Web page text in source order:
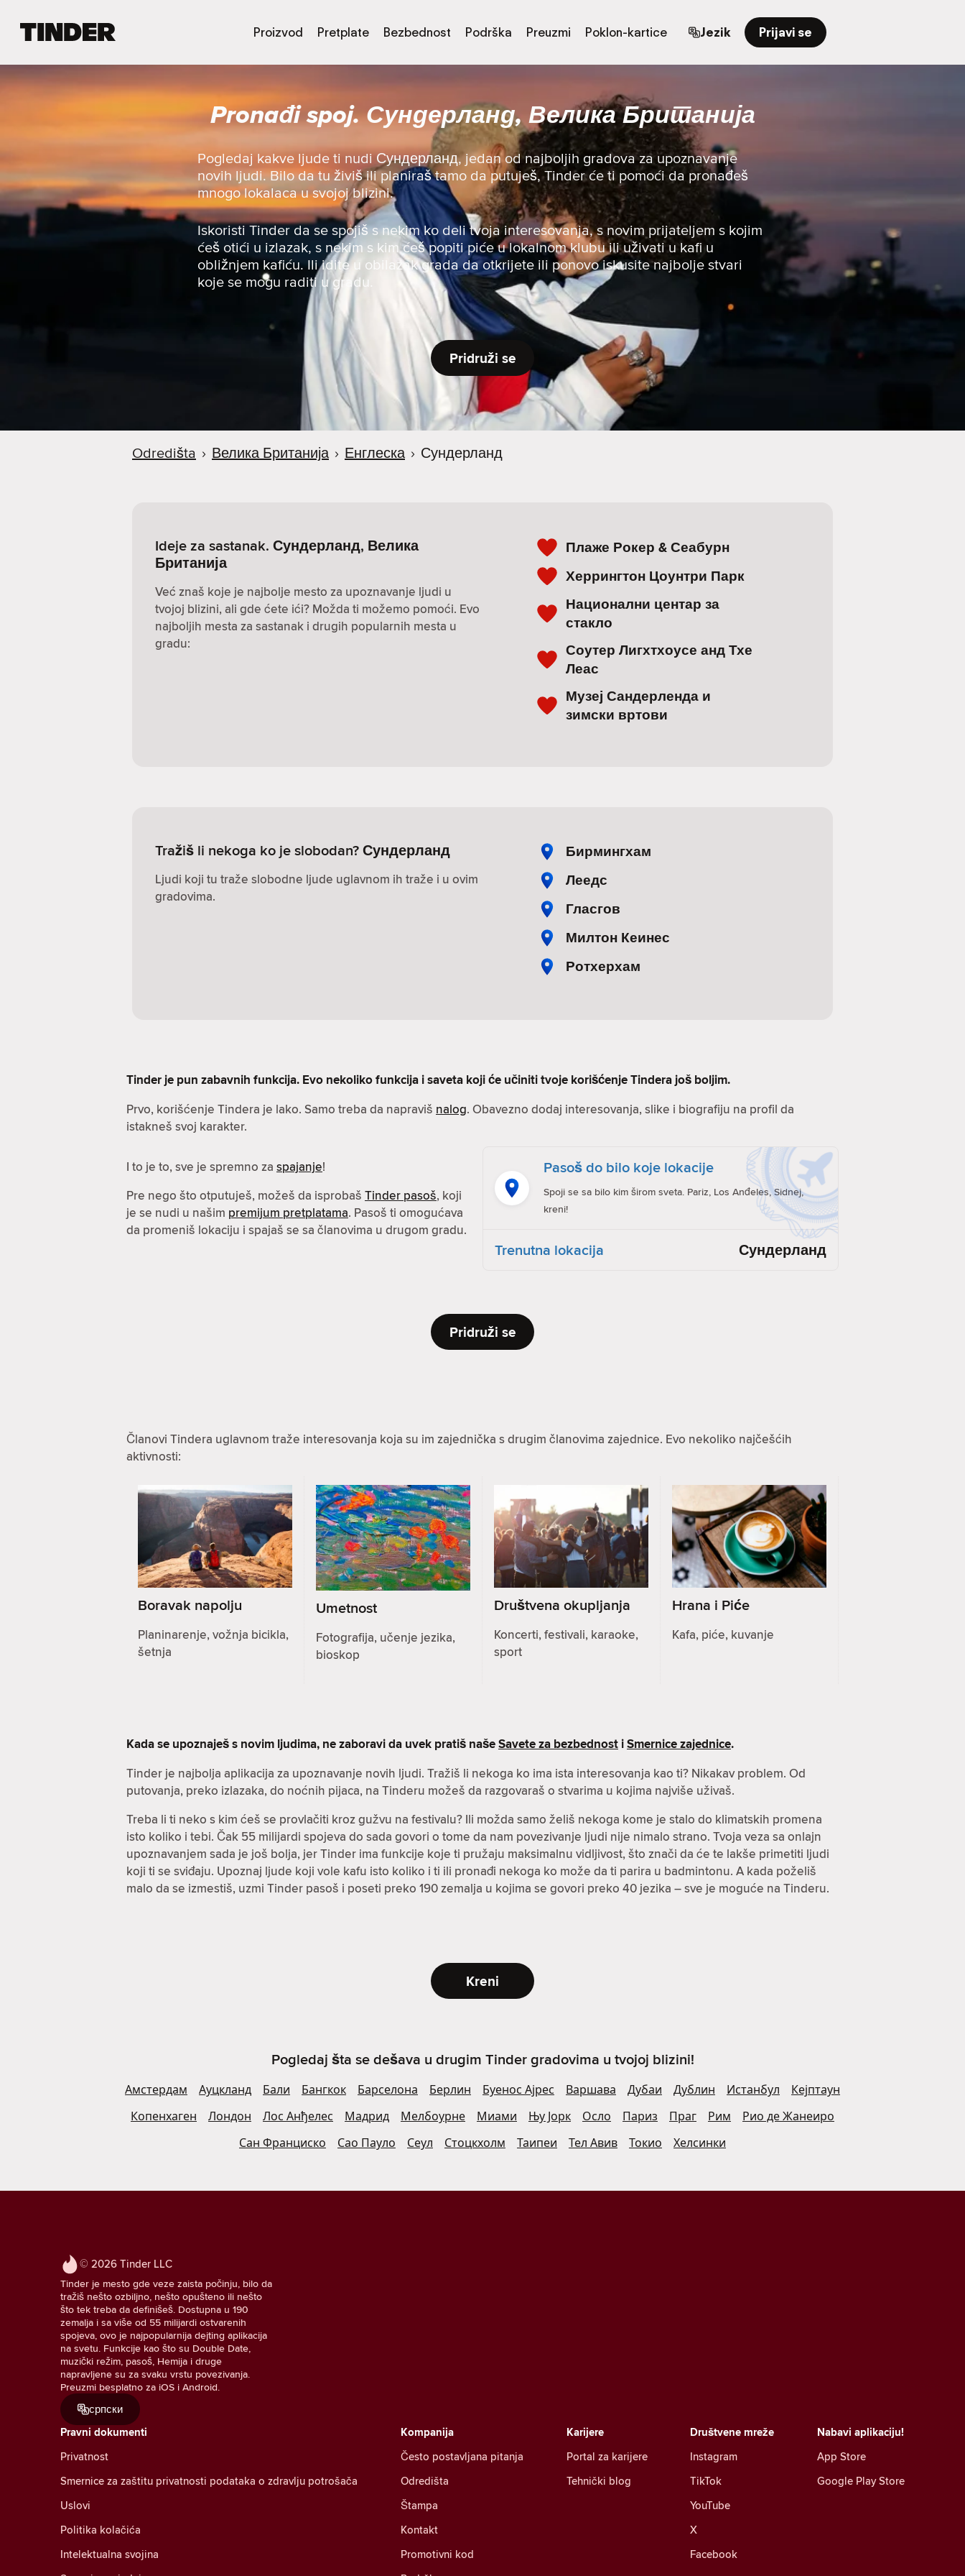
e
t
n
a
Proizvod Pretplate Bezbednost Podrška Preuzmi Poklon-kartice Jezik Prijavi se
Pronađi spoj. Сундерланд, Велика Британија
Pogledaj kakve ljude ti nudi Сундерланд, jedan od najboljih gradova za upoznavanje
novih ljudi. Bilo da tu živiš ili planiraš tamo da putuješ, Tinder će ti pomoći da pronađeš
mnogo lokalaca u svojoj blizini.
Iskoristi Tinder da se spojiš s nekim ko deli tvoja interesovanja, s novim prijateljem s kojim
ćeš otići u izlazak, s nekim s kim ćeš popiti piće u lokalnom klubu ili uživati u kafi u
obližnjem kafiću. Ili idite u obilazak grada da otkrijete ili ponovo iskusite najbolje stvari
koje se mogu raditi u gradu.
Pridruži se
Odredišta › Велика Британија › Енглеска › Сундерланд
Ideje za sastanak. Сундерланд, Велика
Британија
Već znaš koje je najbolje mesto za upoznavanje ljudi u
tvojoj blizini, ali gde ćete ići? Možda ti možemo pomoći. Evo
najboljih mesta za sastanak i drugih popularnih mesta u
gradu:
Плаже Рокер & Сеабурн
Херрингтон Цоунтри Парк
Национални центар за
стакло
Соутер Лигхтхоусе анд Тхе
Леас
Музеј Сандерленда и
зимски вртови
Tražiš li nekoga ko je slobodan? Сундерланд
Ljudi koji tu traže slobodne ljude uglavnom ih traže i u ovim
gradovima.
Бирмингхам
Леедс
Гласгов
Милтон Кеинес
Ротхерхам
Tinder je pun zabavnih funkcija. Evo nekoliko funkcija i saveta koji će učiniti tvoje korišćenje Tindera još boljim.
Prvo, korišćenje Tindera je lako. Samo treba da napraviš nalog. Obavezno dodaj interesovanja, slike i biografiju na profil da
istakneš svoj karakter.
I to je to, sve je spremno za spajanje!
Pre nego što otputuješ, možeš da isprobaš Tinder pasoš, koji
je se nudi u našim premijum pretplatama. Pasoš ti omogućava
da promeniš lokaciju i spajaš se sa članovima u drugom gradu.
Pasoš do bilo koje lokacije
Spoji se sa bilo kim širom sveta. Pariz, Los Anđeles, Sidnej,
kreni!
Trenutna lokacija Сундерланд
Pridruži se
Članovi Tindera uglavnom traže interesovanja koja su im zajednička s drugim članovima zajednice. Evo nekoliko najčešćih
aktivnosti:
Boravak napolju
Planinarenje, vožnja bicikla,
šetnja
Umetnost
Fotografija, učenje jezika,
bioskop
Društvena okupljanja
Koncerti, festivali, karaoke,
sport
Hrana i Piće
Kafa, piće, kuvanje
Kada se upoznaješ s novim ljudima, ne zaboravi da uvek pratiš našeSavete za bezbednost iSmernice zajednice.
Tinder je najbolja aplikacija za upoznavanje novih ljudi. Tražiš li nekoga ko ima ista interesovanja kao ti? Nikakav problem. Od
putovanja, preko izlazaka, do noćnih pijaca, na Tinderu možeš da razgovaraš o stvarima u kojima najviše uživaš.
Treba li ti neko s kim ćeš se provlačiti kroz gužvu na festivalu? Ili možda samo želiš nekoga kome je stalo do klimatskih promena
isto koliko i tebi. Čak 55 milijardi spojeva do sada govori o tome da nam povezivanje ljudi nije nimalo strano. Tvoja veza sa onlajn
upoznavanjem sada je još bolja, jer Tinder ima funkcije koje ti pružaju maksimalnu vidljivost, što znači da će te lakše primetiti ljudi
koji ti se sviđaju. Upoznaj ljude koji vole kafu isto koliko i ti ili pronađi nekoga ko može da ti parira u badmintonu. A kada poželiš
malo da se izmestiš, uzmi Tinder pasoš i poseti preko 190 zemalja u kojima se govori preko 40 jezika – sve je moguće na Tinderu.
Kreni
Pogledaj šta se dešava u drugim Tinder gradovima u tvojoj blizini!
Амстердам Ауцкланд Бали Бангкок Барселона Берлин Буенос Ајрес Варшава Дубаи Дублин Истанбул
Кејптаун
Копенхаген
Лондон Лос Анђелес Мадрид Мелбоурне Миами Њу Јорк Осло Париз Праг Рим
Рио де Жанеиро
Сан Франциско
Сао Пауло Сеул Стоцкхолм Таипеи Тел Авив Токио Хелсинки
© 2026 Tinder LLC
Tinder je mesto gde veze zaista počinju, bilo da
tražiš nešto ozbiljno, nešto opušteno ili nešto
što tek treba da definišeš. Dostupna u 190
zemalja i sa više od 55 milijardi ostvarenih
spojeva, ovo je najpopularnija dejting aplikacija
na svetu. Funkcije kao što su Double Date,
muzički režim, pasoš, Hemija i druge
napravljene su za svaku vrstu povezivanja.
Preuzmi besplatno za iOS i Android.
српски
Društvene mreže
Instagram
TikTok
YouTube
X
Facebook
Pravni dokumenti
Privatnost
Smernice za zaštitu privatnosti podataka o zdravlju potrošača
Uslovi
Politika kolačića
Intelektualna svojina
Karijere
Portal za karijere
Tehnički blog
Kompanija
Često postavljana pitanja
Odredišta
Štampa
Kontakt
Promotivni kod
Nabavi aplikaciju!
App Store
Google Play Store